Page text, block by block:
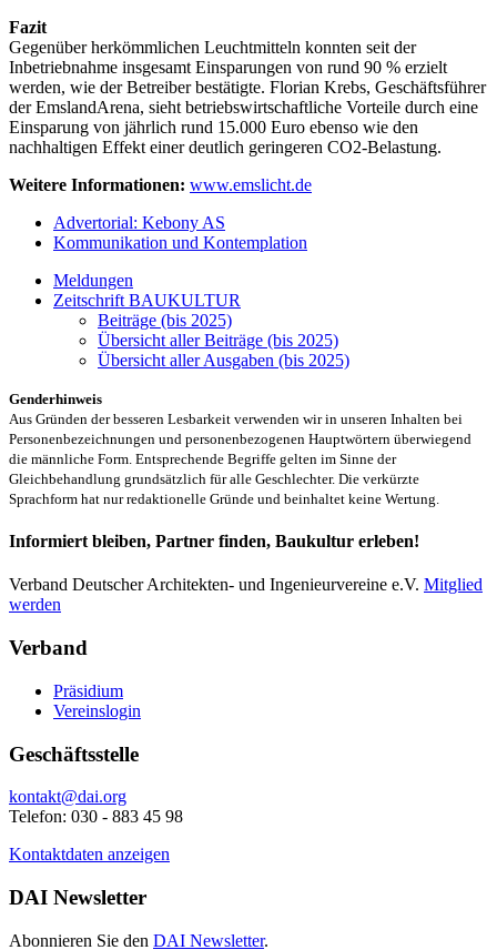
Fazit
Gegenüber herkömmlichen Leuchtmitteln konnten seit der
Inbetriebnahme insgesamt Einsparungen von rund 90 % erzielt
werden, wie der Betreiber bestätigte. Florian Krebs, Geschäftsführer
der EmslandArena, sieht betriebswirtschaftliche Vorteile durch eine
Einsparung von jährlich rund 15.000 Euro ebenso wie den
nachhaltigen Effekt einer deutlich geringeren CO2-Belastung.
Weitere Informationen: www.emslicht.de
Advertorial: Kebony AS
Kommunikation und Kontemplation
Meldungen
Zeitschrift BAUKULTUR
Beiträge (bis 2025)
Übersicht aller Beiträge (bis 2025)
Übersicht aller Ausgaben (bis 2025)
Genderhinweis
Aus Gründen der besseren Lesbarkeit verwenden wir in unseren Inhalten bei
Personenbezeichnungen und personenbezogenen Hauptwörtern überwiegend
die männliche Form. Entsprechende Begriffe gelten im Sinne der
Gleichbehandlung grundsätzlich für alle Geschlechter. Die verkürzte
Sprachform hat nur redaktionelle Gründe und beinhaltet keine Wertung.
Informiert bleiben, Partner finden, Baukultur erleben!
Verband Deutscher Architekten- und Ingenieurvereine e.V. Mitglied
werden
Verband
Präsidium
Vereinslogin
Geschäftsstelle
kontakt@dai.org
Telefon: 030 - 883 45 98
Kontaktdaten anzeigen
DAI Newsletter
Abonnieren Sie den DAI Newsletter.